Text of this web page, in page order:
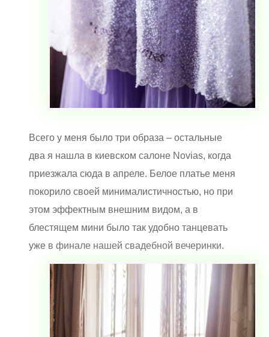
Всего у меня было три образа – остальные
два я нашла в киевском салоне Novias, когда
приезжала сюда в апреле. Белое платье меня
покорило своей минималистичностью, но при
этом эффектным внешним видом, а в
блестящем мини было так удобно танцевать
уже в финале нашей свадебной вечеринки.